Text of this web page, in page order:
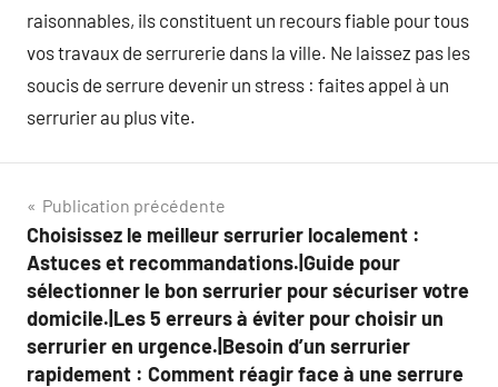
raisonnables, ils constituent un recours fiable pour tous
vos travaux de serrurerie dans la ville. Ne laissez pas les
soucis de serrure devenir un stress : faites appel à un
serrurier au plus vite.
Navigation
de
l’article
Publication précédente
Choisissez le meilleur serrurier localement :
Astuces et recommandations.|Guide pour
sélectionner le bon serrurier pour sécuriser votre
domicile.|Les 5 erreurs à éviter pour choisir un
serrurier en urgence.|Besoin d’un serrurier
rapidement : Comment réagir face à une serrure